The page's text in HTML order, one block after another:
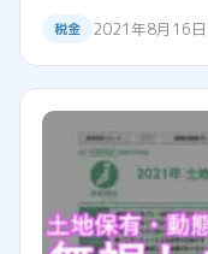
税金 2021年8月16日